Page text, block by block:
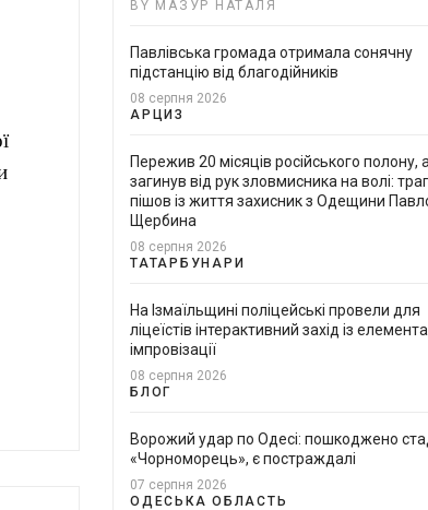
BY МАЗУР НАТАЛЯ
Павлівська громада отримала сонячну
підстанцію від благодійників
08 серпня 2026
АРЦИЗ
Пережив 20 місяців російського полону,
загинув від рук зловмисника на волі:
пішов із життя захисник з Одещини
Щербина
08 серпня 2026
ТАТАРБУНАРИ
На Ізмаїльщині поліцейські провели для
ліцеїстів інтерактивний захід із
імпровізації
08 серпня 2026
БЛОГ
Ворожий удар по Одесі: пошкоджено
«Чорноморець», є постраждалі
07 серпня 2026
ОДЕСЬКА ОБЛАСТЬ